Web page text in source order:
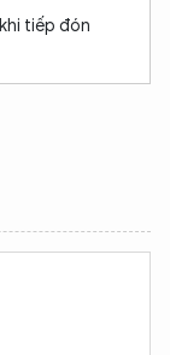
tiếp đón
về
trợ!